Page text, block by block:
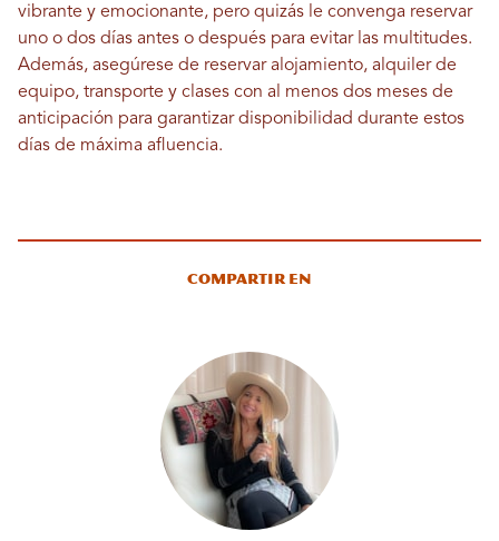
vibrante y emocionante, pero quizás le convenga reservar
uno o dos días antes o después para evitar las multitudes.
Además, asegúrese de reservar alojamiento, alquiler de
equipo, transporte y clases con al menos dos meses de
anticipación para garantizar disponibilidad durante estos
días de máxima afluencia.
Compartir en